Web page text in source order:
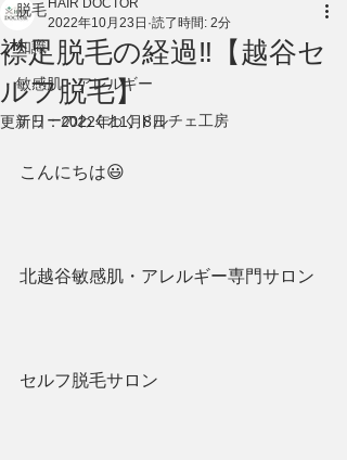
脱毛
知識
敏感肌・アレルギー
テリーのわくわくドルチェ工房
襟足脱毛の経過‼︎【越谷セ
ルフ脱毛】
HAIR DOCTOR
2022年10月23日 読了時間: 2分
更新日：2022年11月8日
こんにちは😃
北越谷敏感肌・アレルギー専門サロン
セルフ脱毛サロン